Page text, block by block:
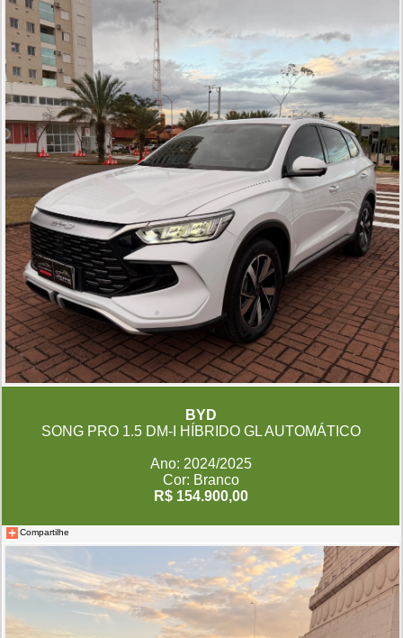
BYD
SONG PRO 1.5 DM-I HÍBRIDO GL AUTOMÁTICO
Ano: 2024/2025
Cor: Branco
R$ 154.900,00
Compartilhe